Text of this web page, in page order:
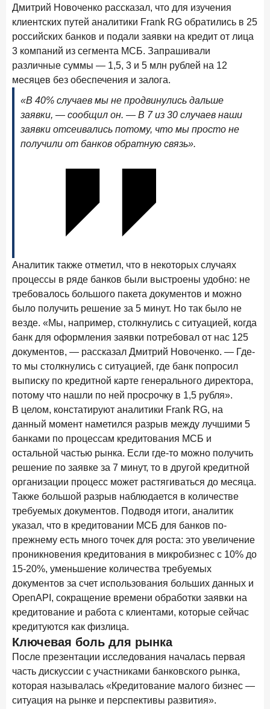
Я согласен с условиямиобработки данных
ИССЛЕДОВАНИЕ
Куда уходят деньги? Frank RG исследует рынок
вкладов
По итогам февраля 2026 года объем выдач кредитов
составил 748,4 млрд руб.
Не по цене, а по ценности: как россияне выбирали
подписки в 2025 году?
17 февраля 2026 года
Бизнес на маркетплейсах: новичкам здесь больше не
место
6 февраля 2026 года ИССЛЕДОВАНИЕ
По итогам января 2026 года объем выдач кредитов
составил 822,8 млрд руб.
Premium Banking в 2025 году: портрет клиента, тренды
и стратегии банков
30 января 2026 года ИССЛЕДОВАНИЕ
Главные «болевые точки» бизнеса при открытии
расчетного счета в банках
ИССЛЕДОВАНИЕ
Ипотека. Итоги декабря 2025 года
15 января 2026 года ИССЛЕДОВАНИЕ
По итогам декабря 2025 года объем выдач кредитов
составил 1 326,5 млрд руб.
Средний срок ипотеки на первичном рынке
26,8 лет
-0,15
год к году
29 декабря 2025 года
Четких целей в 2026-м и качественных «лошадей»!
25 декабря 2025 года ИССЛЕДОВАНИЕ
Дмитрий Новоченко рассказал, что для изучения
клиентских путей аналитики Frank RG обратились в 25
российских банков и подали заявки на кредит от лица
3 компаний из сегмента МСБ. Запрашивали
различные суммы — 1,5, 3 и 5 млн рублей на 12
месяцев без обеспечения и залога.
«В 40% случаев мы не продвинулись дальше
заявки, — сообщил он. — В 7 из 30 случаев наши
заявки отсеивались потому, что мы просто не
получили от банков обратную связь».
Аналитик также отметил, что в некоторых случаях
процессы в ряде банков были выстроены удобно: не
требовалось большого пакета документов и можно
было получить решение за 5 минут. Но так было не
везде. «Мы, например, столкнулись с ситуацией, когда
банк для оформления заявки потребовал от нас 125
документов, — рассказал Дмитрий Новоченко. — Где-
то мы столкнулись с ситуацией, где банк попросил
выписку по кредитной карте генерального директора,
потому что нашли по ней просрочку в 1,5 рубля».
В целом, констатируют аналитики Frank RG, на
данный момент наметился разрыв между лучшими 5
банками по процессам кредитования МСБ и
остальной частью рынка. Если где-то можно получить
решение по заявке за 7 минут, то в другой кредитной
организации процесс может растягиваться до месяца.
Также большой разрыв наблюдается в количестве
требуемых документов. Подводя итоги, аналитик
указал, что в кредитовании МСБ для банков по-
прежнему есть много точек для роста: это увеличение
проникновения кредитования в микробизнес с 10% до
15-20%, уменьшение количества требуемых
документов за счет использования больших данных и
OpenAPI, сокращение времени обработки заявки на
кредитование и работа с клиентами, которые сейчас
кредитуются как физлица.
Ключевая боль для рынка
После презентации исследования началась первая
часть дискуссии с участниками банковского рынка,
которая называлась «Кредитование малого бизнес —
ситуация на рынке и перспективы развития».